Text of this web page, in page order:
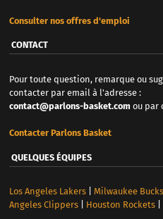
Consulter nos offres d'emploi
CONTACT
Pour toute question, remarque ou
contacter par email à l'adresse :
contact@parlons-basket.com ou par
Contacter Parlons Basket
QUELQUES ÉQUIPES
Los Angeles Lakers| Milwaukee Bucks
Angeles Clippers| Houston Rockets|